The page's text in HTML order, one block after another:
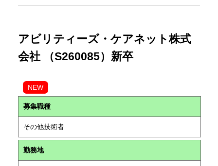
アビリティーズ・ケアネット株式
会社 （S260085）新卒
NEW
募集職種
その他技術者
勤務地